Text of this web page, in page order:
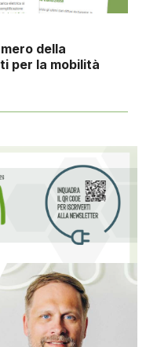
della
per la mobilità